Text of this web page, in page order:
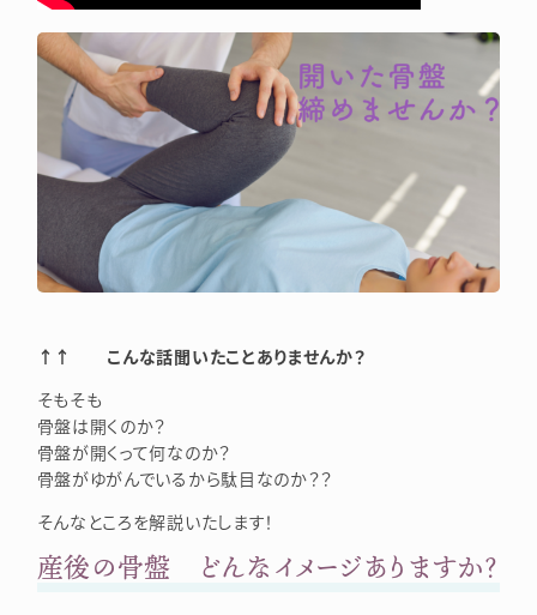
↑↑ こんな話聞いたことありませんか？
そもそも
骨盤は開くのか？
骨盤が開くって何なのか？
骨盤がゆがんでいるから駄目なのか？？
そんなところを解説いたします！
産後の骨盤 どんなイメージありますか？